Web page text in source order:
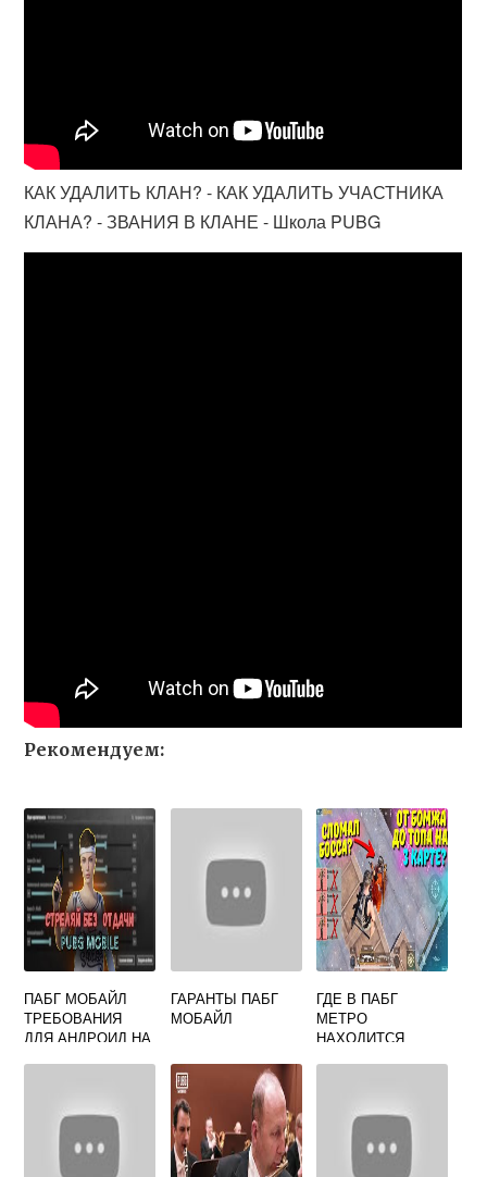
КАК УДАЛИТЬ КЛАН? - КАК УДАЛИТЬ УЧАСТНИКА
КЛАНА? - ЗВАНИЯ В КЛАНЕ - Школа PUBG
Рекомендуем:
ПАБГ МОБАЙЛ
ТРЕБОВАНИЯ
ДЛЯ АНДРОИД НА
ГАРАНТЫ ПАБГ
МОБАЙЛ
ГДЕ В ПАБГ
МЕТРО
НАХОДИТСЯ